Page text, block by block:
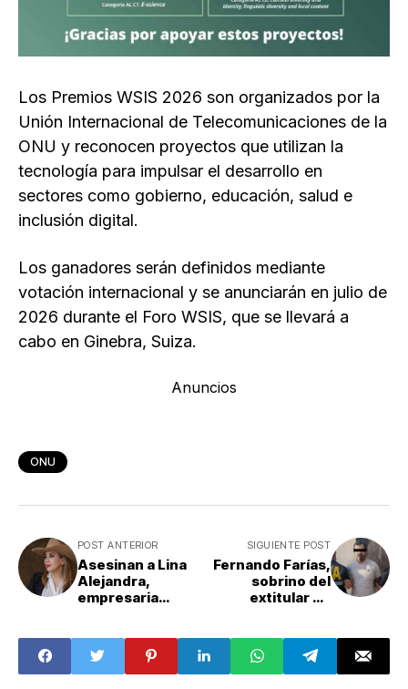
Los Premios WSIS 2026 son organizados por la
Unión Internacional de Telecomunicaciones de la
ONU y reconocen proyectos que utilizan la
tecnología para impulsar el desarrollo en
sectores como gobierno, educación, salud e
inclusión digital.
Los ganadores serán definidos mediante
votación internacional y se anunciarán en julio de
2026 durante el Foro WSIS, que se llevará a
cabo en Ginebra, Suiza.
Anuncios
ONU
POST ANTERIOR
Asesinan a Lina
Alejandra,
empresaria
SIGUIENTE POST
Fernando Farías,
sobrino del
extitular de
Argentina por red
de huachicol
fiscal